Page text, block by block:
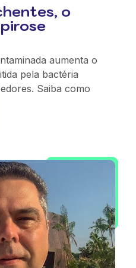
o
aumenta o
pela bactéria
Saiba como